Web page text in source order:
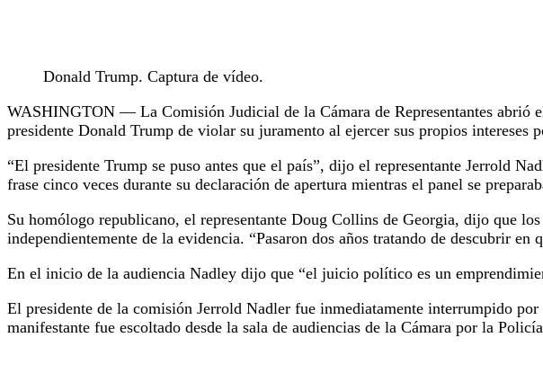
Donald Trump. Captura de vídeo.
WASHINGTON — La Comisión Judicial de la Cámara de Representantes abrió
presidente Donald Trump de violar su juramento al ejercer sus propios intereses
“El presidente Trump se puso antes que el país”, dijo el representante Jerrold
frase cinco veces durante su declaración de apertura mientras el panel se
Su homólogo republicano, el representante Doug Collins de Georgia, dijo que
independientemente de la evidencia. “Pasaron dos años tratando de descubrir en
En el inicio de la audiencia Nadley dijo que “el juicio político es un
El presidente de la comisión Jerrold Nadler fue inmediatamente interrumpido
manifestante fue escoltado desde la sala de audiencias de la Cámara por la